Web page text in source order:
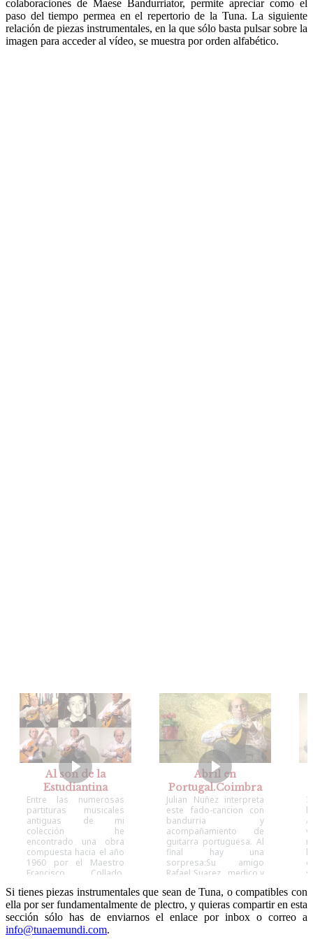
colaboraciones de Maese Bandurriator, permite apreciar como el
paso del tiempo permea en el repertorio de la Tuna. La siguiente
relación de piezas instrumentales, en la que sólo basta pulsar sobre la
imagen para acceder al vídeo, se muestra por orden alfabético.
Al son de la
Estudiantina
Entre las numerosas
partituras musicales
antiguas de mi
colección he
encontrado una obra
compuesta hacia el año
1960 por el Maestro
Francisco Collado,
Guitarristica de Madrid
desde finales de los
años 30 , titulada: Al son
de la Estudiantina , sin
duda escrita para ser
Abril en
Portugal.Coimbra
Julian Nuñez interpreta
este fado-cancion con
bandurria y
acompañamiento de
guitarra portuguesa. Al
final hay una
sorpresa:Su amigo
Rafael Suarez , medico y
fenomenal,canta la
ultima estrofa.
Si tienes piezas instrumentales que sean de Tuna, o compatibles con
ella por ser fundamentalmente de plectro, y quieras compartir en esta
sección sólo has de enviarnos el enlace por inbox o correo a
info@tunaemundi.com.